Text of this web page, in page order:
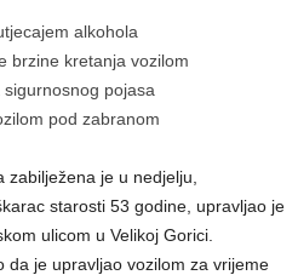
alkohola
brzine kretanja vozilom
pojasa
pod zabranom
je u nedjelju,
starosti 53 godine, upravljao je
ulicom u Velikoj Gorici.
da je upravljao vozilom za vrijeme